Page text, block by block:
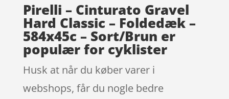
Pirelli – Cinturato Gravel
Hard Classic – Foldedæk –
584x45c – Sort/Brun er
populær for cyklister
Husk at når du køber varer i
webshops, får du nogle bedre